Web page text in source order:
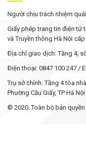
Người chịu trách nhiệm
Giấy phép trang tin điện tử
và Truyền thông Hà Nội
Địa chỉ giao dịch: Tầng 4,
Điện thoại: 0847 100 247 /
Trụ sở chính: Tầng 4 tòa
Phường Cầu Giấy, TP Hà Nội
© 2020. Toàn bộ bản